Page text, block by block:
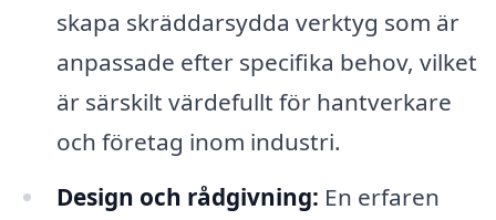
skapa skräddarsydda verktyg som är
anpassade efter specifika behov, vilket
är särskilt värdefullt för hantverkare
och företag inom industri.
Design och rådgivning: En erfaren